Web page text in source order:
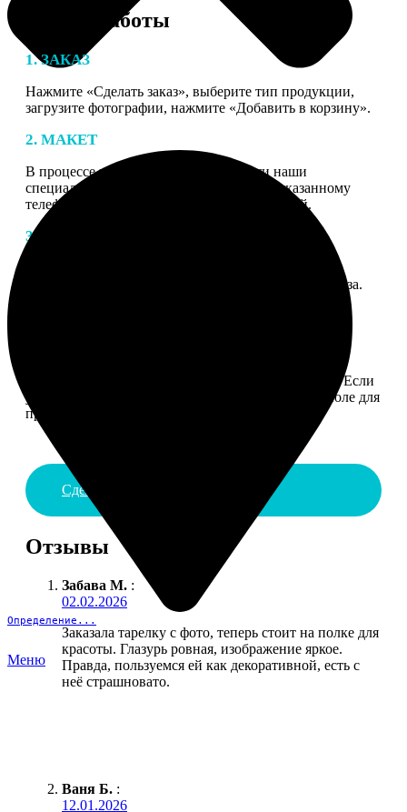
Определение...
Меню
Этапы работы
1. ЗАКАЗ
Нажмите «Сделать заказ», выберите тип продукции,
загрузите фотографии, нажмите «Добавить в корзину».
2. МАКЕТ
В процессе подготовки заказа к печати наши
специалисты могут связаться с Вами по указанному
телефону или email для согласования деталей.
3. ИЗГОТОВЛЕНИЕ
получите подтверждение на email с описанием заказа.
Введите адрес и выберите способ доставки заказа. Если
у вас есть промокод, введите его в специальное поле для
промокода.
Сделать заказ
Отзывы
Забава М. :
02.02.2026
Заказала тарелку с фото, теперь стоит на полке для
красоты. Глазурь ровная, изображение яркое.
Правда, пользуемся ей как декоративной, есть с
неё страшновато.
Ваня Б. :
12.01.2026